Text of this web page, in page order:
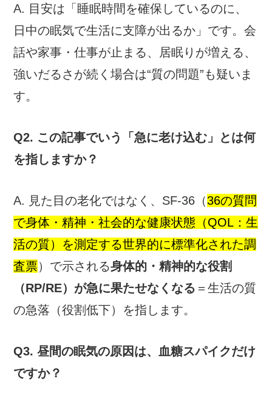
A. 目安は「睡眠時間を確保しているのに、
日中の眠気で生活に支障が出るか」です。会
話や家事・仕事が止まる、居眠りが増える、
強いだるさが続く場合は“質の問題”も疑いま
す。
Q2. この記事でいう「急に老け込む」とは何
を指しますか？
A. 見た目の老化ではなく、SF-36（36の質問
で身体・精神・社会的な健康状態（QOL：生
活の質）を測定する世界的に標準化された調
査票）で示される身体的・精神的な役割
（RP/RE）が急に果たせなくなる ＝生活の質
の急落（役割低下）を指します。
Q3. 昼間の眠気の原因は、血糖スパイクだけ
ですか？